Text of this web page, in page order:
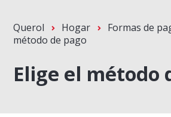
Querol Hogar Formas de
método de pago
Elige el método